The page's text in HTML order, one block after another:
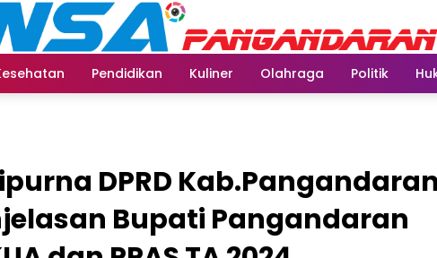
Pendidikan Kuliner Olahraga Politik
DPRD
Bupati Pangandaran